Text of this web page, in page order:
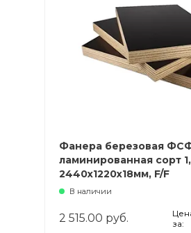
Фанера березовая
ламинированная сорт 1,
2440х1220х18мм, F/F
В наличии
2 515.00 руб.
за: